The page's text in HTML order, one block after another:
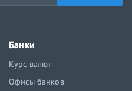
Банки
Курс валют
Офисы банков